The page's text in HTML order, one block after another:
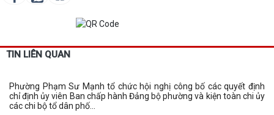
TIN LIÊN QUAN
Phường Phạm Sư Mạnh tổ chức hội nghị công bố các quyết định
chỉ định ủy viên Ban chấp hành Đảng bộ phường và kiện toàn chi ủy
các chi bộ tổ dân phố...